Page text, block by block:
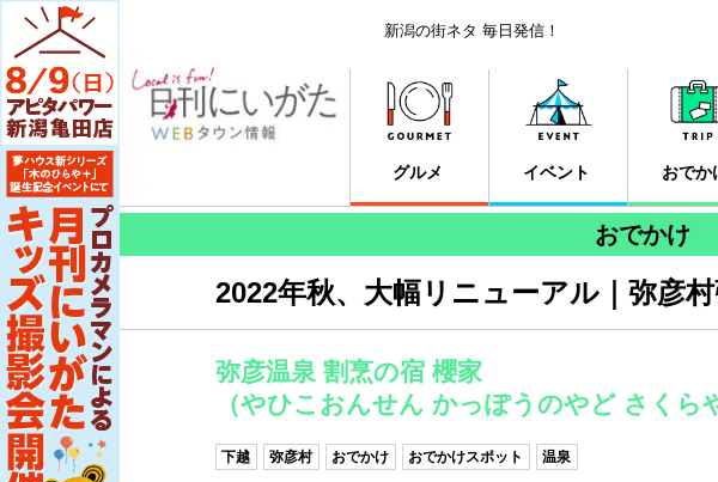
新潟の街ネタ 毎日発信！
グルメ イベント おでか
おでかけ
2022年秋、大幅リニューアル｜弥彦
弥彦温泉 割烹の宿 櫻家
（やひこおんせん かっぽうのやど さくら
下越 弥彦村 おでかけ おでかけスポット 温泉